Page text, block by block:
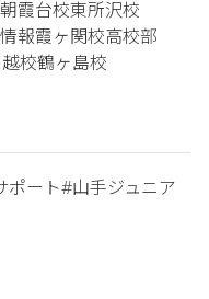
朝霞台校東所沢校
報霞ヶ関校高校部
校鶴ヶ島校
ポート#山手ジュニア